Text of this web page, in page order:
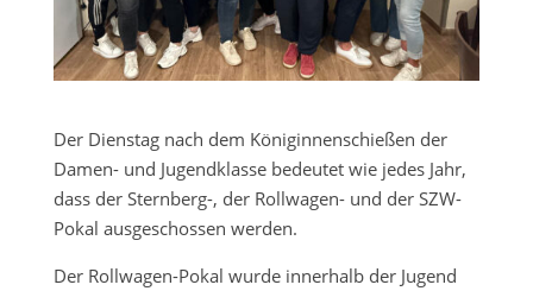
Der Dienstag nach dem Königinnenschießen der
Damen- und Jugendklasse bedeutet wie jedes Jahr,
dass der Sternberg-, der Rollwagen- und der SZW-
Pokal ausgeschossen werden.
Der Rollwagen-Pokal wurde innerhalb der Jugend